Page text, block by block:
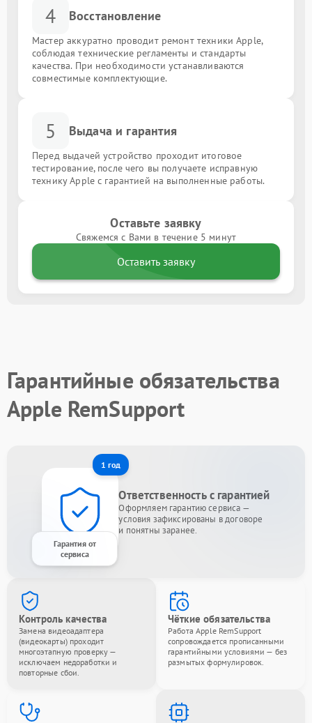
4 Восстановление
Мастер аккуратно проводит ремонт техники Apple,
соблюдая технические регламенты и стандарты
качества. При необходимости устанавливаются
совместимые комплектующие.
5 Выдача и гарантия
Перед выдачей устройство проходит итоговое
тестирование, после чего вы получаете исправную
технику Apple с гарантией на выполненные работы.
Оставьте заявку
Свяжемся с Вами в течение 5 минут
Оставить заявку
Гарантийные обязательства
Apple RemSupport
1 год
Гарантия от
сервиса
Ответственность с гарантией
Оформляем гарантию сервиса —
условия зафиксированы в договоре
и понятны заранее.
Контроль качества
Замена видеоадаптера
(видеокарты) проходит
многоэтапную проверку —
исключаем недоработки и
повторные сбои.
Чёткие обязательства
Работа Apple RemSupport
сопровождается прописанными
гарантийными условиями — без
размытых формулировок.